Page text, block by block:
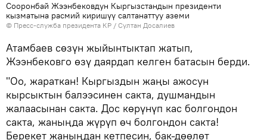
Сооронбай Жээнбековдун Кыргызстандын президенти
кызматына расмий киришүү салтанаттуу аземи
© Пресс-служба президента КР / Султан Досалиев
Атамбаев сөзүн жыйынтыктап жатып,
Жээнбековго өзү даярдап келген батасын берди.
"Оо, жараткан! Кыргыздын жаңы ажосун
кырсыктын балээсинен сакта, душмандын
жалаасынан сакта. Дос көрүнүп кас болгондон
сакта, жаныңда жүрүп өч болгондон сакта!
Берекет жаныңдан кетпесин, бак-дөөлөт